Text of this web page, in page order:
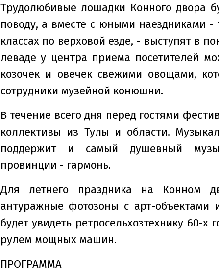
Трудолюбивые лошадки Конного двора
поводу, а вместе с юными наездниками -
классах по верховой езде, - выступят в
леваде у центра приема посетителей
козочек и овечек свежими овощами,
сотрудники музейной конюшни.
В течение всего дня перед гостями
коллективы из Тулы и области.
поддержит и самый душевный
провинции - гармонь.
Для летнего праздника на Конном
антуражные фотозоны с арт-
будет увидеть ретросельхозтехнику 60-х
рулем мощных машин.
ПРОГРАММА